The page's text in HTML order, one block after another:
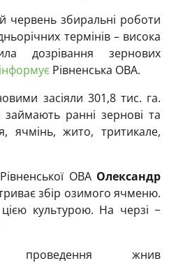
червень збиральні роботи
термінів – висока
дозрівання зернових
інформує Рівненська ОВА.
засіяли 301,8 тис. га.
ранні зернові та
ячмінь, жито, тритикале,
ОВА Олександр
збір озимого ячменю.
культурою. На черзі −
проведення жнив